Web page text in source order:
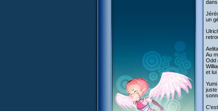
un
Au
Odd
et lui
juste